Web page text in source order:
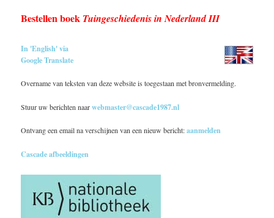
Bestellen boek Tuingeschiedenis in Nederland III
In 'English' via
Google Translate
Overname van teksten van deze website is toegestaan met bronvermelding.
Stuur uw berichten naarwebmaster@cascade1987.nl
Ontvang een email na verschijnen van een nieuw bericht:aanmelden
Cascade afbeeldingen